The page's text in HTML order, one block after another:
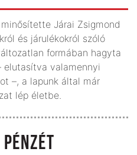
Járai Zsigmond
és járulékokról szóló
formában hagyta
elutasítva valamennyi
–, a lapunk által már
lép életbe.